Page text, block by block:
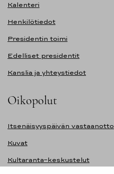
Kalenteri
Henkilötiedot
Presidentin toimi
Edelliset presidentit
Kanslia ja yhteystiedot
Oikopolut
Itsenäisyyspäivän vastaanotto
Kuvat
Kultaranta-keskustelut